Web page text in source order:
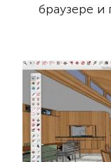
браузере и